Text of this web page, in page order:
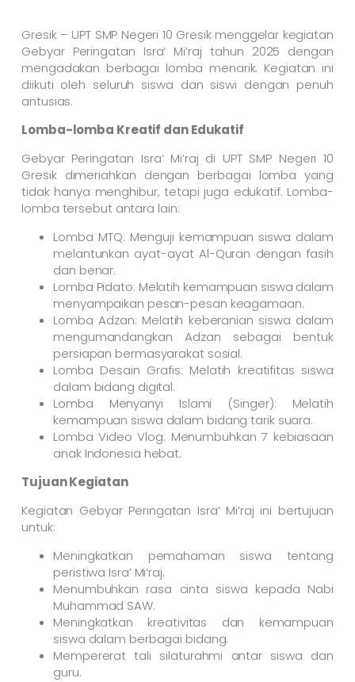
Gresik – UPT SMP Negeri 10 Gresik menggelar kegiatan
Gebyar Peringatan Isra’ Mi’raj tahun 2025 dengan
mengadakan berbagai lomba menarik. Kegiatan ini
diikuti oleh seluruh siswa dan siswi dengan penuh
antusias.
Lomba-lomba Kreatif dan Edukatif
Gebyar Peringatan Isra’ Mi’raj di UPT SMP Negeri 10
Gresik dimeriahkan dengan berbagai lomba yang
tidak hanya menghibur, tetapi juga edukatif. Lomba-
lomba tersebut antara lain:
Lomba MTQ: Menguji kemampuan siswa dalam
melantunkan ayat-ayat Al-Quran dengan fasih
dan benar.
Lomba Pidato: Melatih kemampuan siswa dalam
menyampaikan pesan-pesan keagamaan.
Lomba Adzan: Melatih keberanian siswa dalam
mengumandangkan Adzan sebagai bentuk
persiapan bermasyarakat sosial.
Lomba Desain Grafis: Melatih kreatifitas siswa
dalam bidang digital.
Lomba Menyanyi Islami (Singer): Melatih
kemampuan siswa dalam bidang tarik suara.
Lomba Video Vlog: Menumbuhkan 7 kebiasaan
anak Indonesia hebat.
Tujuan Kegiatan
Kegiatan Gebyar Peringatan Isra’ Mi’raj ini bertujuan
untuk:
Meningkatkan pemahaman siswa tentang
peristiwa Isra’ Mi’raj.
Menumbuhkan rasa cinta siswa kepada Nabi
Muhammad SAW.
Meningkatkan kreativitas dan kemampuan
siswa dalam berbagai bidang.
Mempererat tali silaturahmi antar siswa dan
guru.